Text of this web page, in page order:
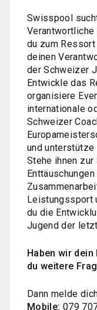
Swisspool
du zum
deinen
der Schweizer
Entwickle das
organisiere
internationale
Schweizer
und unterstütze
Stehe ihnen
Leistungssport
du die
Jugend der
Haben wir
du weitere
Dann melde
Mobile: 079